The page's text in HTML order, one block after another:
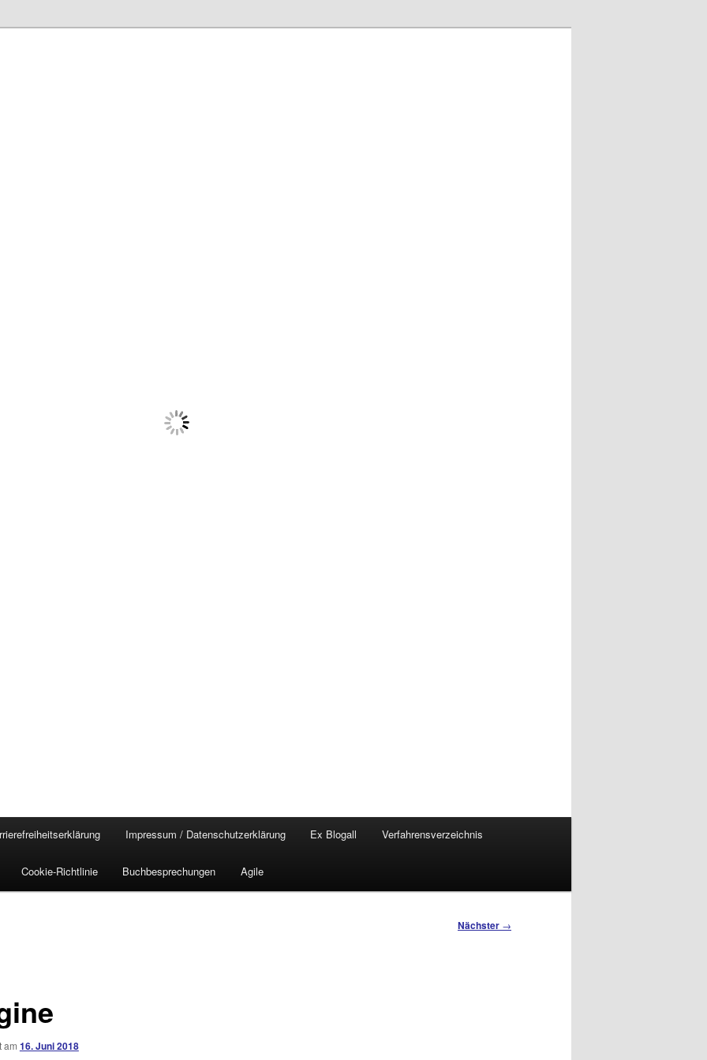
Impressum / Datenschutzerklärung Ex Blogall Verfahrensverzeichnis
Cookie-Richtlinie Buchbesprechungen Agile
Nächster →
am 16. Juni 2018